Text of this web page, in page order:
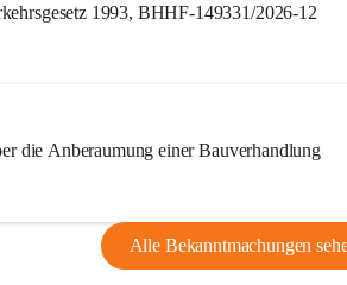
1993, BHHF-149331/2026-12
die Anberaumung einer Bauverhandlung
Alle Bekanntmachungen